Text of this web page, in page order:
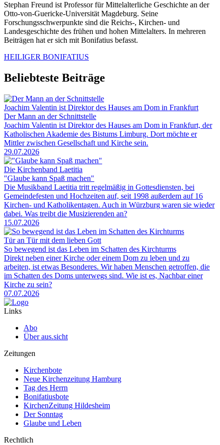
Stephan Freund ist Professor für Mittelalterliche Geschichte an der
Otto-von-Guericke-Universität Magdeburg. Seine
Forschungsschwerpunkte sind die Reichs-, Kirchen- und
Landesgeschichte des frühen und hohen Mittelalters. In mehreren
Beiträgen hat er sich mit Bonifatius befasst.
HEILIGER BONIFATIUS
Beliebteste Beiträge
Joachim Valentin ist Direktor des Hauses am Dom in Frankfurt
Der Mann an der Schnittstelle
Joachim Valentin ist Direktor des Hauses am Dom in Frankfurt, der
Katholischen Akademie des Bistums Limburg. Dort möchte er
Mittler zwischen Gesellschaft und Kirche sein.
29.07.2026
Die Kirchenband Laetitia
"Glaube kann Spaß machen"
Die Musikband Laetitia tritt regelmäßig in Gottesdiensten, bei
Gemeindefesten und Hochzeiten auf, seit 1998 außerdem auf 16
Kirchen- und Katholikentagen. Auch in Würzburg waren sie wieder
dabei. Was treibt die Musizierenden an?
15.07.2026
Tür an Tür mit dem lieben Gott
So bewegend ist das Leben im Schatten des Kirchturms
Direkt neben einer Kirche oder einem Dom zu leben und zu
arbeiten, ist etwas Besonderes. Wir haben Menschen getroffen, die
im Schatten des Doms unterwegs sind. Wie ist es, Nachbar einer
Kirche zu sein?
07.07.2026
Links
Abo
Über aus.sicht
Zeitungen
Kirchenbote
Neue Kirchenzeitung Hamburg
Tag des Herrn
Bonifatiusbote
KirchenZeitung Hildesheim
Der Sonntag
Glaube und Leben
Rechtlich